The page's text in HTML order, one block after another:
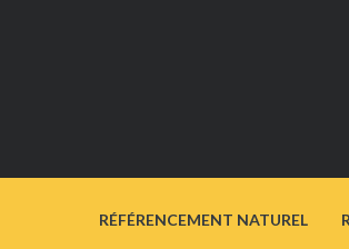
RÉFÉRENCEMENT NATUREL